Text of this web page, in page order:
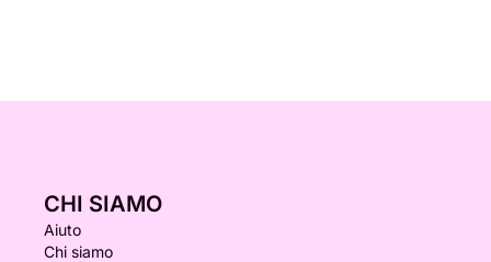
CHI SIAMO
Aiuto
Chi siamo